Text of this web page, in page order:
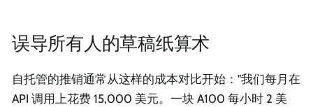
误导所有人的草稿纸算术
自托管的推销通常从这样的成本对比开始："我们每月在
API 调用上花费 15,000 美元。一块 A100 每小时 2 美